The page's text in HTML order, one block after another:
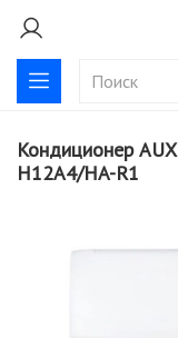
Кондиционер
H12A4/HA-R1